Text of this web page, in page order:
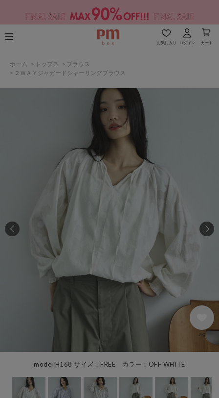
お気に入り ログイン カート
ホーム > トップス > ブラウス
> ２ＷＡＹジャガードシャーリングブラウス
model:H168 サイズ：FREE カラー：OFF WHITE
49